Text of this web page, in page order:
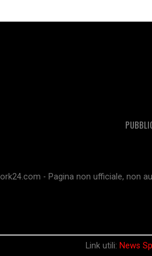
- Pagina non ufficiale, non
Link utili: News